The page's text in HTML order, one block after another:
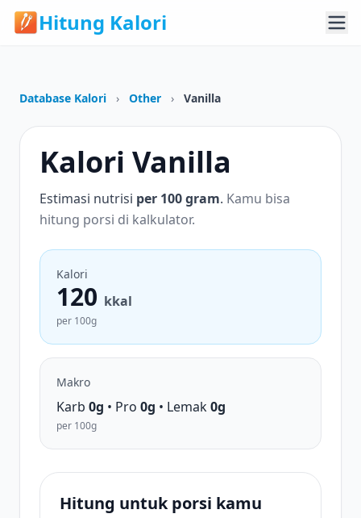
Hitung Kalori
Database Kalori › Other › Vanilla
Kalori Vanilla
Estimasi nutrisi per 100 gram. Kamu bisa
hitung porsi di kalkulator.
Kalori
120 kkal
per 100g
Makro
Karb 0g • Pro 0g • Lemak0g
per 100g
Hitung untuk porsi kamu